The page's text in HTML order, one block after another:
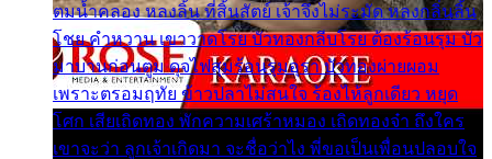
ตมน้ำคลอง หลงลิ้น ที่สิ้นสัตย์ เจ้าจึงไม่ระมัด หลงกลิ่นลิ้น
โชย คำหวาน เขาวาดโรย บัวทองกลีบโรย ต้องร้อนรุม บัว
มาบานก่อนตูม ดุจไฟสุมร้อนรุมอุรา บัวทองผ่ายผอม
เพราะตรอมฤทัย ข้าวปลาไม่สนใจ ร้องไห้ลูกเดียว หยุด
โศก เสียเถิดทอง พักความเศร้าหมอง เถิดทองจ๋า ถึงใคร
เขาจะว่า ลูกเจ้าเกิดมา จะชื่อว่าไง พี่ขอเป็นเพื่อนปลอบใจ